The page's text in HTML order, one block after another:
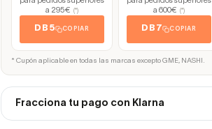
a 295€
(*)
DB5 COPIAR
a 600€
(*)
DB7 COPIAR
* Cupón aplicable en todas las marcas excepto GME, NASHI.
Fracciona tu pago con Klarna